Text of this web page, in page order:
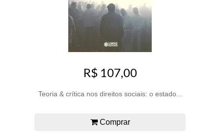
R$ 107,00
Teoria & crítica nos direitos sociais: o estado...
Comprar